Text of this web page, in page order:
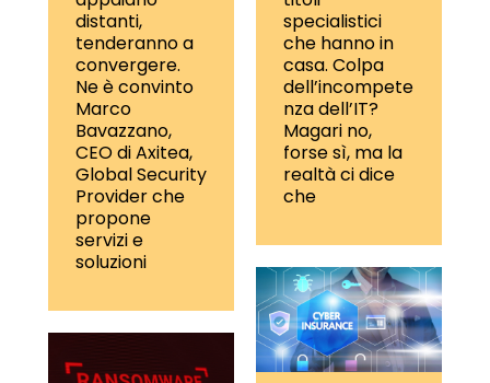
specialistici
che hanno in
casa. Colpa
dell’incompete
nza dell’IT?
Magari no,
forse sì, ma la
realtà ci dice
che
distanti,
tenderanno a
convergere.
Ne è convinto
Marco
Bavazzano,
CEO di Axitea,
Global Security
Provider che
propone
servizi e
soluzioni